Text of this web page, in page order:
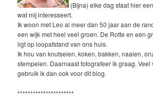
(Bijna) elke dag staat hier
wat mij interesseert.
Ik woon met Leo al meer dan 50 jaar aan de
een wijk met heel veel groen. De Rotte en een
ligt op loopafstand van ons huis.
Ik hou van knutselen, koken, bakken, naaien,
stempelen. Daarnaast fotografeer ik graag. Veel
gebruik ik dan ook voor dit blog.
**********************